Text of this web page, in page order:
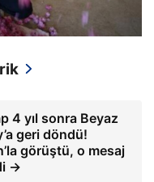
4 yıl sonra Beyaz
geri döndü!
görüştü, o mesaj
→